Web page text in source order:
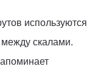
используются
скалами.